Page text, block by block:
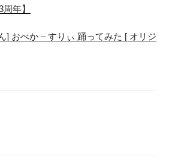
年】
] おべか – すりぃ 踊ってみた [ オリジ